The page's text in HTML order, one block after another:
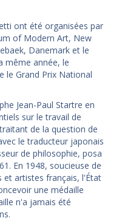
ont été organisées par
of Modern Art, New
Danemark et le
même année, le
le Grand Prix National
Jean-Paul Startre en
sur le travail de
de la question de
le traducteur japonais
de philosophie, posa
En 1948, soucieuse de
et artistes français, l'État
une médaille
n'a jamais été